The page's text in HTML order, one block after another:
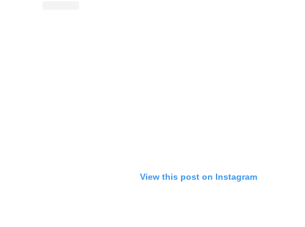
View this post on Instagram